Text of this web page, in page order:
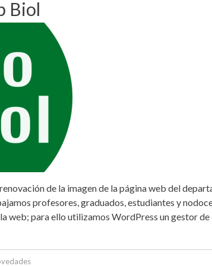
Biol
de la imagen de la página web del
profesores, graduados, estudiantes y
web; para ello utilizamos WordPress un gestor